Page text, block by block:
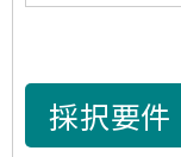
採択要件